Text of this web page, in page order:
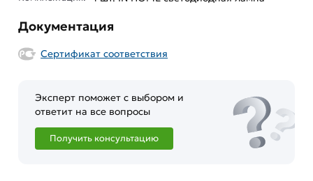
Документация
Сертификат соответствия
Эксперт поможет с выбором и
ответит на все вопросы
Получить консультацию